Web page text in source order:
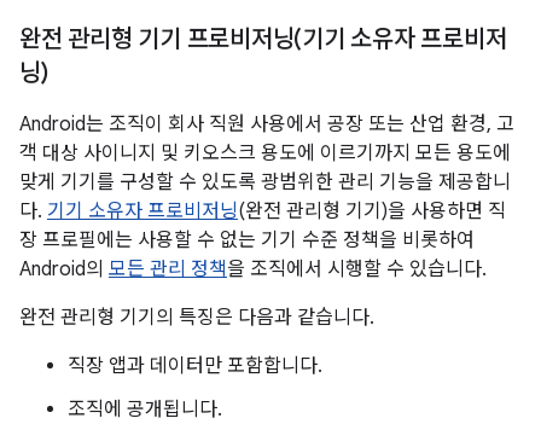
완전 관리형 기기 프로비저닝(기기 소유자 프로비저
닝)
Android는 조직이 회사 직원 사용에서 공장 또는 산업 환경, 고
객 대상 사이니지 및 키오스크 용도에 이르기까지 모든 용도에
맞게 기기를 구성할 수 있도록 광범위한 관리 기능을 제공합니
다. 기기 소유자 프로비저닝(완전 관리형 기기)을 사용하면 직
장 프로필에는 사용할 수 없는 기기 수준 정책을 비롯하여
Android의 모든 관리 정책을 조직에서 시행할 수 있습니다.
완전 관리형 기기의 특징은 다음과 같습니다.
직장 앱과 데이터만 포함합니다.
조직에 공개됩니다.